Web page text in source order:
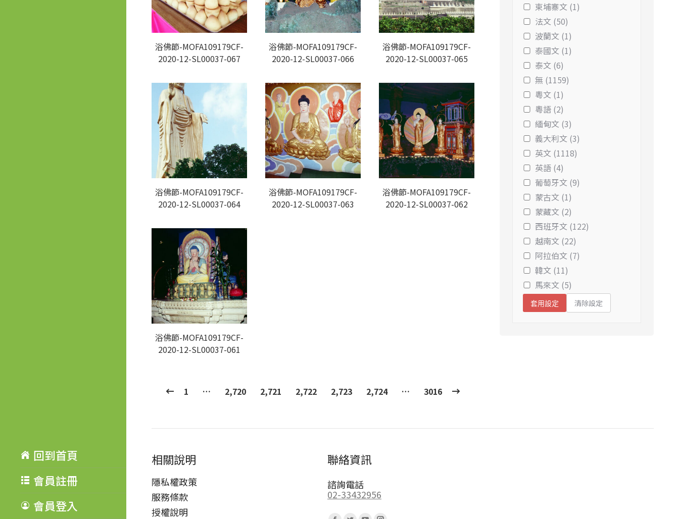
回到首頁
會員註冊
會員登入
浴佛節-MOFA109179CF-
2020-12-SL00037-067
浴佛節-MOFA109179CF-
2020-12-SL00037-066
浴佛節-MOFA109179CF-
2020-12-SL00037-065
浴佛節-MOFA109179CF-
2020-12-SL00037-064
浴佛節-MOFA109179CF-
2020-12-SL00037-063
浴佛節-MOFA109179CF-
2020-12-SL00037-062
浴佛節-MOFA109179CF-
2020-12-SL00037-061
1 … 2,720 2,721 2,722 2,723 2,724 … 3016
柬埔寨文 (1)
法文 (50)
波蘭文 (1)
泰國文 (1)
泰文 (6)
無 (1159)
粵文 (1)
粵語 (2)
緬甸文 (3)
義大利文 (3)
英文 (1118)
英語 (4)
葡萄牙文 (9)
蒙古文 (1)
蒙藏文 (2)
西班牙文 (122)
越南文 (22)
阿拉伯文 (7)
韓文 (11)
馬來文 (5)
套用設定 清除設定
相關說明
隱私權政策
服務條款
授權說明
聯絡資訊
諮詢電話
02-33432956